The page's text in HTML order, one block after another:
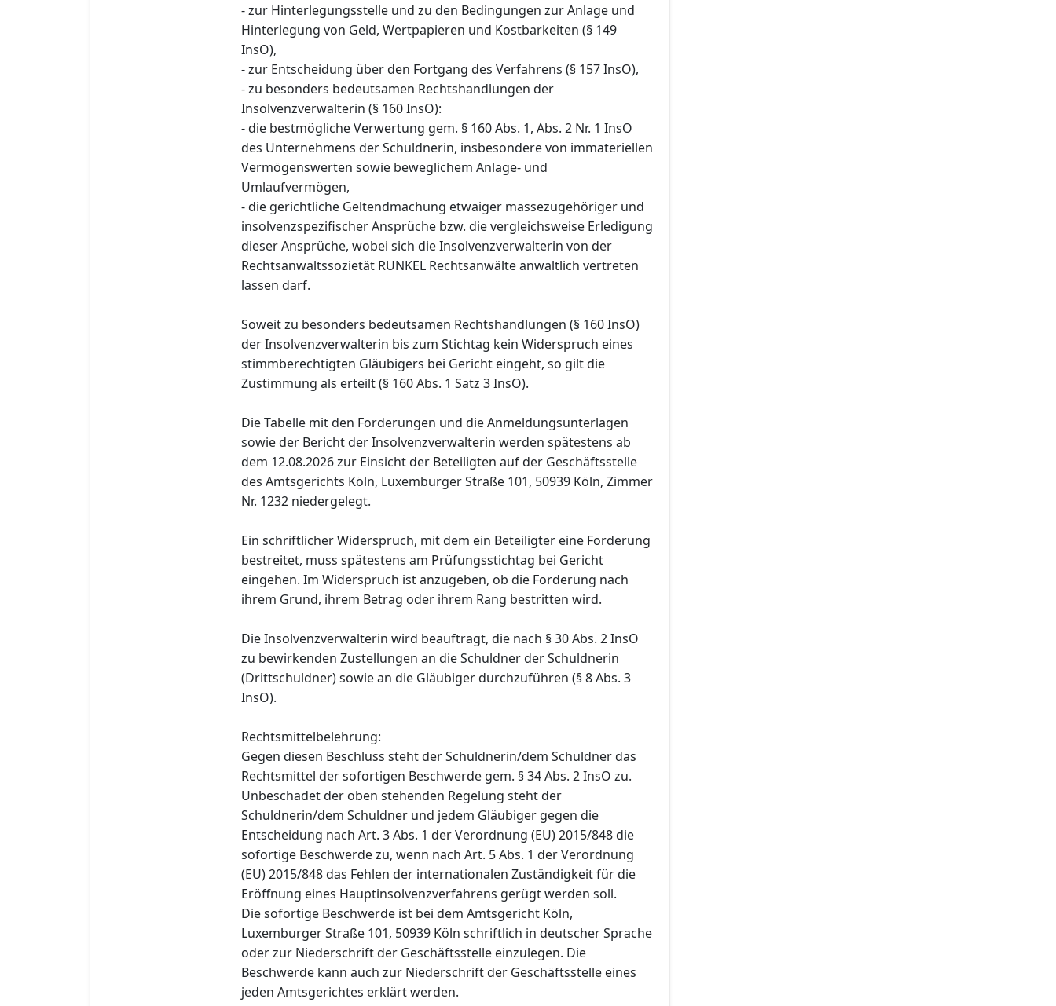
- zur Hinterlegungsstelle und zu den Bedingungen zur Anlage und
Hinterlegung von Geld, Wertpapieren und Kostbarkeiten (§ 149
InsO),
- zur Entscheidung über den Fortgang des Verfahrens (§ 157 InsO),
- zu besonders bedeutsamen Rechtshandlungen der
Insolvenzverwalterin (§ 160 InsO):
- die bestmögliche Verwertung gem. § 160 Abs. 1, Abs. 2 Nr. 1 InsO
des Unternehmens der Schuldnerin, insbesondere von immateriellen
Vermögenswerten sowie beweglichem Anlage- und
Umlaufvermögen,
- die gerichtliche Geltendmachung etwaiger massezugehöriger und
insolvenzspezifischer Ansprüche bzw. die vergleichsweise Erledigung
dieser Ansprüche, wobei sich die Insolvenzverwalterin von der
Rechtsanwaltssozietät RUNKEL Rechtsanwälte anwaltlich vertreten
lassen darf.
Soweit zu besonders bedeutsamen Rechtshandlungen (§ 160 InsO)
der Insolvenzverwalterin bis zum Stichtag kein Widerspruch eines
stimmberechtigten Gläubigers bei Gericht eingeht, so gilt die
Zustimmung als erteilt (§ 160 Abs. 1 Satz 3 InsO).
Die Tabelle mit den Forderungen und die Anmeldungsunterlagen
sowie der Bericht der Insolvenzverwalterin werden spätestens ab
dem 12.08.2026 zur Einsicht der Beteiligten auf der Geschäftsstelle
des Amtsgerichts Köln, Luxemburger Straße 101, 50939 Köln, Zimmer
Nr. 1232 niedergelegt.
Ein schriftlicher Widerspruch, mit dem ein Beteiligter eine Forderung
bestreitet, muss spätestens am Prüfungsstichtag bei Gericht
eingehen. Im Widerspruch ist anzugeben, ob die Forderung nach
ihrem Grund, ihrem Betrag oder ihrem Rang bestritten wird.
Die Insolvenzverwalterin wird beauftragt, die nach § 30 Abs. 2 InsO
zu bewirkenden Zustellungen an die Schuldner der Schuldnerin
(Drittschuldner) sowie an die Gläubiger durchzuführen (§ 8 Abs. 3
InsO).
Rechtsmittelbelehrung:
Gegen diesen Beschluss steht der Schuldnerin/dem Schuldner das
Rechtsmittel der sofortigen Beschwerde gem. § 34 Abs. 2 InsO zu.
Unbeschadet der oben stehenden Regelung steht der
Schuldnerin/dem Schuldner und jedem Gläubiger gegen die
Entscheidung nach Art. 3 Abs. 1 der Verordnung (EU) 2015/848 die
sofortige Beschwerde zu, wenn nach Art. 5 Abs. 1 der Verordnung
(EU) 2015/848 das Fehlen der internationalen Zuständigkeit für die
Eröffnung eines Hauptinsolvenzverfahrens gerügt werden soll.
Die sofortige Beschwerde ist bei dem Amtsgericht Köln,
Luxemburger Straße 101, 50939 Köln schriftlich in deutscher Sprache
oder zur Niederschrift der Geschäftsstelle einzulegen. Die
Beschwerde kann auch zur Niederschrift der Geschäftsstelle eines
jeden Amtsgerichtes erklärt werden.